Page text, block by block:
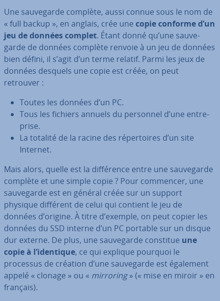
Une sau­ve­garde complète, aussi connue sous le nom de
« full backup », en anglais, crée une copie conforme d’un
jeu de données complet. Étant donné qu’une sau­ve­
garde de données complète renvoie à un jeu de données
bien défini, il s’agit d’un terme relatif. Parmi les jeux de
données desquels une copie est créée, on peut
retrouver :
Toutes les données d’un PC.
Tous les fichiers annuels du personnel d’une en­tre­
prise.
La totalité de la racine des ré­per­toires d’un site
Internet.
Mais alors, quelle est la dif­fé­rence entre une sau­ve­garde
complète et une simple copie ? Pour commencer, une
sau­ve­garde est en général créée sur un support
physique différent de celui qui contient le jeu de
données d’origine. À titre d’exemple, on peut copier les
données du SSD interne d’un PC portable sur un disque
dur externe. De plus, une sau­ve­garde constitue une
copie à l’identique, ce qui explique pourquoi le
processus de création d’une sau­ve­garde est également
appelé « clonage » ou « mirroring» (« mise en miroir » en
français).